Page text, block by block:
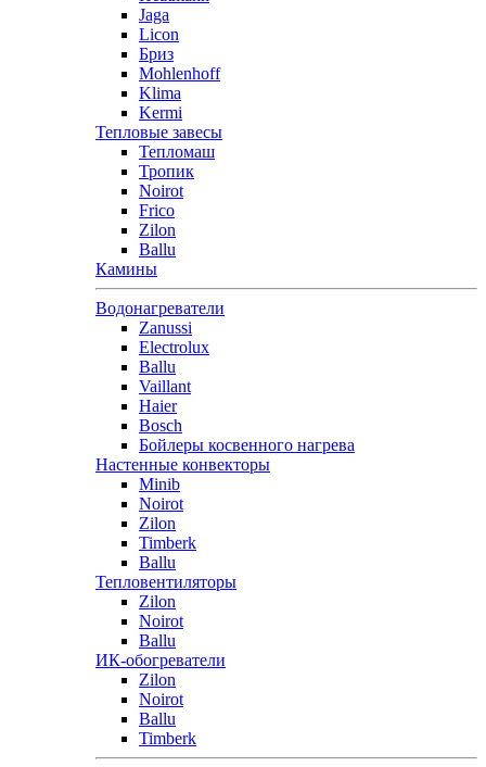
Jaga
Licon
Бриз
Mohlenhoff
Klima
Kermi
Тепловые завесы
Тепломаш
Тропик
Noirot
Frico
Zilon
Ballu
Камины
Водонагреватели
Zanussi
Electrolux
Ballu
Vaillant
Haier
Bosch
Бойлеры косвенного нагрева
Настенные конвекторы
Minib
Noirot
Zilon
Timberk
Ballu
Тепловентиляторы
Zilon
Noirot
Ballu
ИК-обогреватели
Zilon
Noirot
Ballu
Timberk